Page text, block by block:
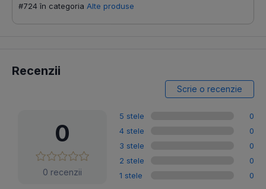
#724 în categoria Alte produse
Recenzii
Scrie o recenzie
0
0 recenzii
5 stele
0
4 stele
0
3 stele
0
2 stele
0
1 stele
0